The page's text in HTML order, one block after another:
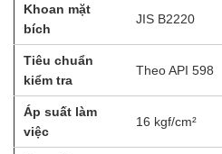
Khoan mặt
bích
JIS B2220
Tiêu chuẩn
kiểm tra
Theo API 598
Áp suất làm
việc
16 kgf/cm²